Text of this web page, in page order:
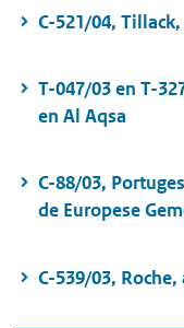
C-521/04,
T-047/03 en T-
en Al Aqsa
C-88/03,
de Europese
C-539/03,